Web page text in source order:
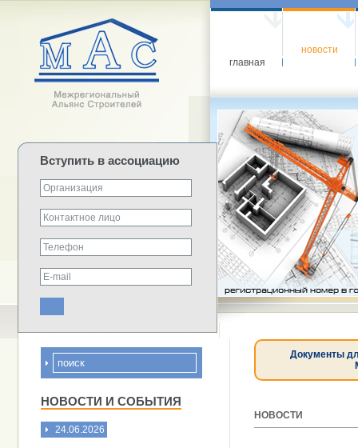
главная
новости
Вступить в ассоциацию
НОВОСТИ И СОБЫТИЯ
24.06.2026
Документы
НОВОСТИ